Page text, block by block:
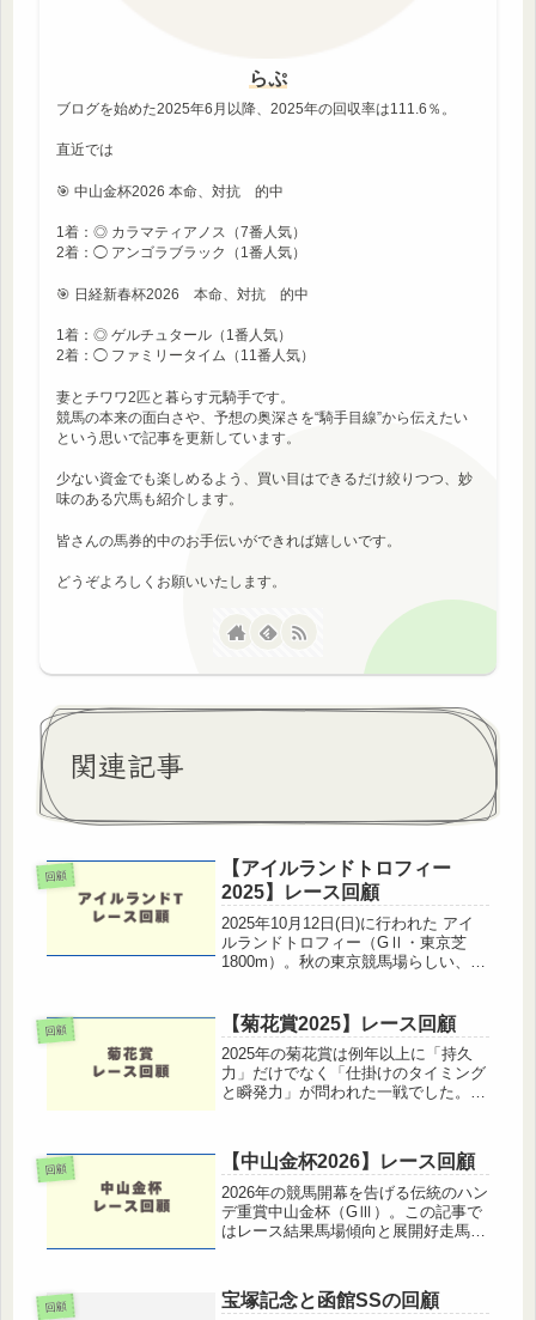
らぷ
ブログを始めた2025年6月以降、2025年の回収率は111.6％。
直近では
🎯 中山金杯2026 本命、対抗 的中
1着：◎ カラマティアノス（7番人気）
2着：◯ アンゴラブラック（1番人気）
🎯 日経新春杯2026 本命、対抗 的中
1着：◎ ゲルチュタール（1番人気）
2着：◯ ファミリータイム（11番人気）
妻とチワワ2匹と暮らす元騎手です。
競馬の本来の面白さや、予想の奥深さを“騎手目線”から伝えたい
という思いで記事を更新しています。
少ない資金でも楽しめるよう、買い目はできるだけ絞りつつ、妙
味のある穴馬も紹介します。
皆さんの馬券的中のお手伝いができれば嬉しいです。
どうぞよろしくお願いいたします。
関連記事
回顧
【アイルランドトロフィー
2025】レース回顧
2025年10月12日(日)に行われた アイ
ルランドトロフィー（GⅡ・東京芝
1800m）。秋の東京競馬場らしい、軽
が集結し、見応えあるレースとなりま
した。この記事では、レー...
回顧 【菊花賞2025】レース回顧
2025年の菊花賞は例年以上に「持久
力」だけでなく「仕掛けのタイミング
と瞬発力」が問われた一戦でした。京
コーナー手前から加速し続けられるか
どうかが明暗を分けたと言ってよい...
回顧 【中山金杯2026】レース回顧
2026年の競馬開幕を告げる伝統のハン
デ重賞中山金杯（GⅢ）。この記事で
はレース結果馬場傾向と展開好走馬・
2026 レース結果着順枠番馬番馬名タ
イムオッズ1着711カラ...
回顧 宝塚記念と函館SSの回顧